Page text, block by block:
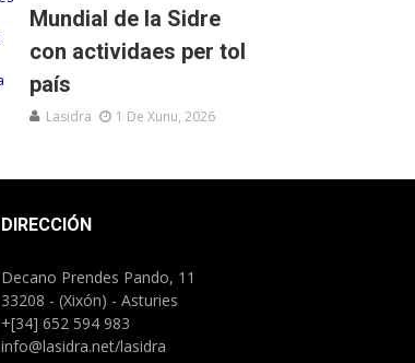
Mundial de la Sidre
con actividaes per tol
país
Lasidra 1 De Xunu, 2026
DIRECCIÓN
Decano Prendes Pando, 11
33208 - (Xixón) - Asturies
+[34] 652 594 983
info@lasidra.net/lasidra